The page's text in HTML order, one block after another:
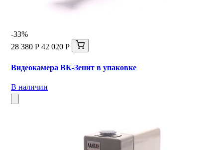
-33%
28 380 Р 42 020 Р
Видеокамера ВК-Зенит в упаковке
В наличии